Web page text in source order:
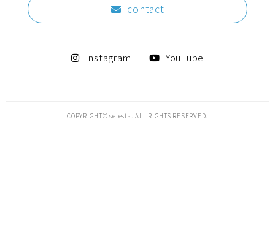
contact
Instagram YouTube
COPYRIGHT© selesta. ALL RIGHTS RESERVED.